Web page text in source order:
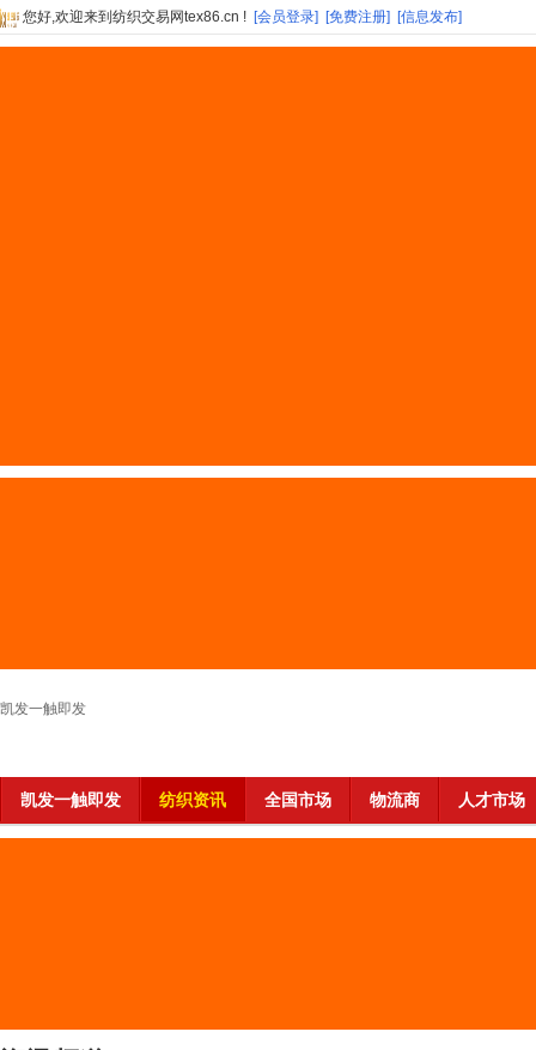
您好,欢迎来到纺织交易网tex86.cn ! [会员登录] [免费注册] [信息发布]
凯发一触即发
凯发一触即发 纺织资讯 全国市场 物流商 人才市场